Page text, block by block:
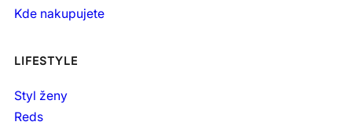
Kde nakupujete
LIFESTYLE
Styl ženy
Reds